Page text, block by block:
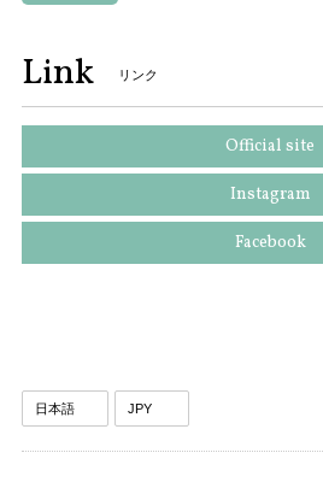
Link リンク
Official site
Instagram
Facebook